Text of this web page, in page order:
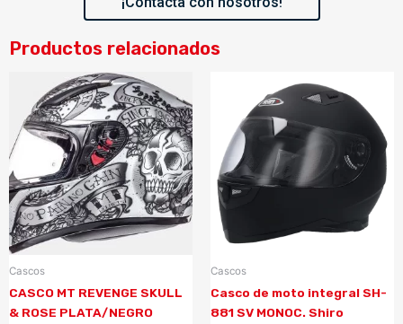
Productos relacionados
Cascos
CASCO MT REVENGE SKULL
& ROSE PLATA/NEGRO
Cascos
Casco de moto integral SH-
881 SV MONOC. Shiro